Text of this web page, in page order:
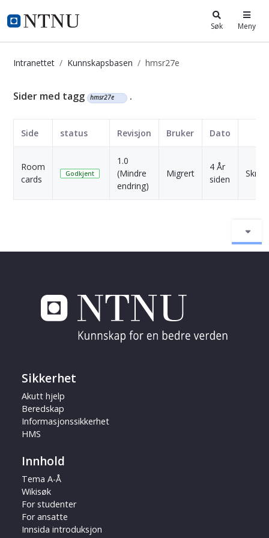
i.ntnu.no Søk Meny
Intranettet Kunnskapsbasen hmsr27e
Kunnskapsbasen
Sider med tagg hmsr27e .
Side status Revisjon Bruker Dato
Room
cards
Godkjent
1.0
(Mindre
endring)
Migrert
4 År
siden
Skriv
Sikkerhet
Akutt hjelp
Beredskap
Informasjonssikkerhet
HMS
Innhold
Tema A-Å
Wikisøk
For studenter
For ansatte
Innsida introduksjon